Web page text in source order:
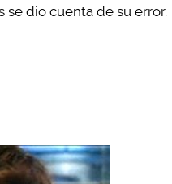
se dio cuenta de su error.